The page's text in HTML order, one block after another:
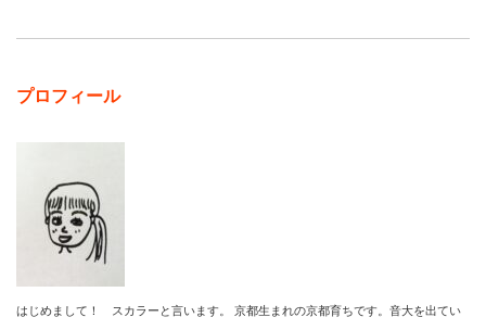
プロフィール
はじめまして！ スカラーと言います。 京都生まれの京都育ちです。音大を出てい